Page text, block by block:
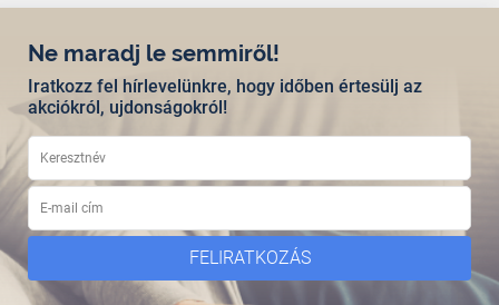
Ne maradj le semmiről!
Iratkozz fel hírlevelünkre, hogy időben értesülj az
akciókról, ujdonságokról!
FELIRATKOZÁS